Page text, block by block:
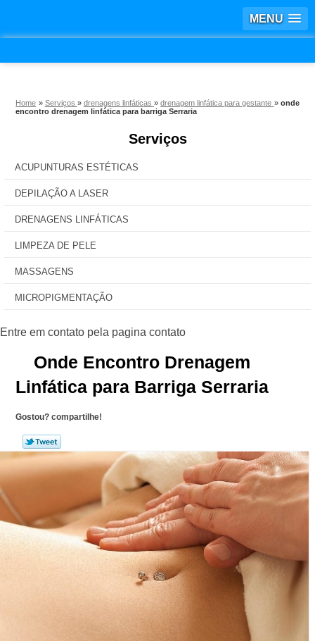
MENU
Home » Serviços » drenagens linfáticas»drenagem linfática para gestante » onde
encontro drenagem linfática para barriga Serraria
Serviços
ACUPUNTURAS ESTÉTICAS
DEPILAÇÃO A LASER
DRENAGENS LINFÁTICAS
LIMPEZA DE PELE
MASSAGENS
MICROPIGMENTAÇÃO
Onde Encontro Drenagem
Linfática para Barriga Serraria
Gostou? compartilhe!